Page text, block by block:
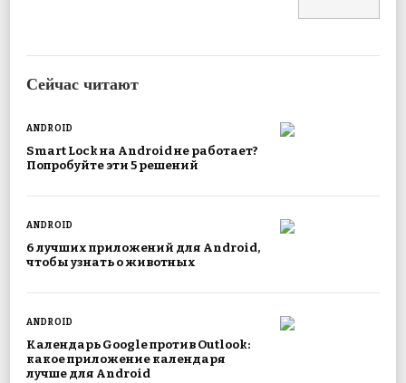
Сейчас читают
ANDROID
Smart Lock на Android не работает?
Попробуйте эти 5 решений
ANDROID
6 лучших приложений для Android,
чтобы узнать о животных
ANDROID
Календарь Google против Outlook:
какое приложение календаря
лучше для Android